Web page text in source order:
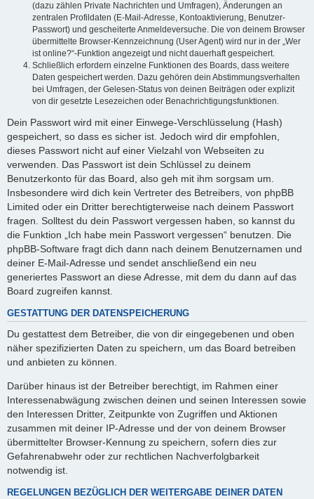
(dazu zählen Private Nachrichten und Umfragen), Änderungen an
zentralen Profildaten (E-Mail-Adresse, Kontoaktivierung, Benutzer-
Passwort) und gescheiterte Anmeldeversuche. Die von deinem Browser
übermittelte Browser-Kennzeichnung (User Agent) wird nur in der „Wer
ist online?“-Funktion angezeigt und nicht dauerhaft gespeichert.
Schließlich erfordern einzelne Funktionen des Boards, dass weitere
Daten gespeichert werden. Dazu gehören dein Abstimmungsverhalten
bei Umfragen, der Gelesen-Status von deinen Beiträgen oder explizit
von dir gesetzte Lesezeichen oder Benachrichtigungsfunktionen.
Dein Passwort wird mit einer Einwege-Verschlüsselung (Hash)
gespeichert, so dass es sicher ist. Jedoch wird dir empfohlen,
dieses Passwort nicht auf einer Vielzahl von Webseiten zu
verwenden. Das Passwort ist dein Schlüssel zu deinem
Benutzerkonto für das Board, also geh mit ihm sorgsam um.
Insbesondere wird dich kein Vertreter des Betreibers, von phpBB
Limited oder ein Dritter berechtigterweise nach deinem Passwort
fragen. Solltest du dein Passwort vergessen haben, so kannst du
die Funktion „Ich habe mein Passwort vergessen“ benutzen. Die
phpBB-Software fragt dich dann nach deinem Benutzernamen und
deiner E-Mail-Adresse und sendet anschließend ein neu
generiertes Passwort an diese Adresse, mit dem du dann auf das
Board zugreifen kannst.
GESTATTUNG DER DATENSPEICHERUNG
Du gestattest dem Betreiber, die von dir eingegebenen und oben
näher spezifizierten Daten zu speichern, um das Board betreiben
und anbieten zu können.
Darüber hinaus ist der Betreiber berechtigt, im Rahmen einer
Interessenabwägung zwischen deinen und seinen Interessen sowie
den Interessen Dritter, Zeitpunkte von Zugriffen und Aktionen
zusammen mit deiner IP-Adresse und der von deinem Browser
übermittelter Browser-Kennung zu speichern, sofern dies zur
Gefahrenabwehr oder zur rechtlichen Nachverfolgbarkeit
notwendig ist.
REGELUNGEN BEZÜGLICH DER WEITERGABE DEINER DATEN